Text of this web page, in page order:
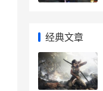
经典文章